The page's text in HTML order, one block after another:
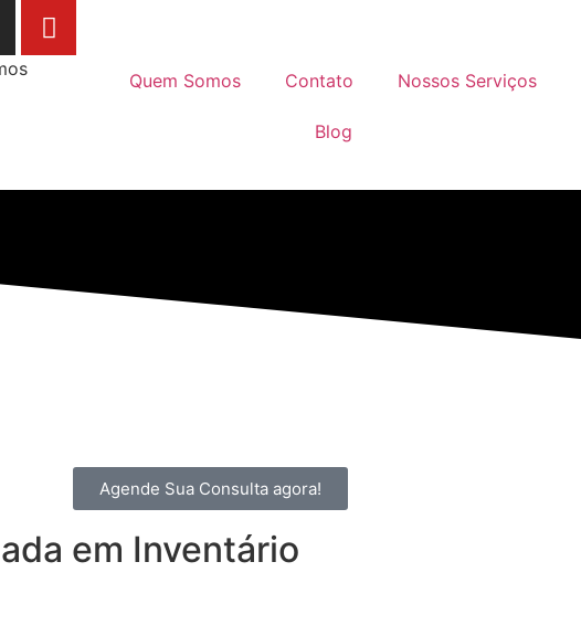
Quem Somos Contato Nossos Serviços
Blog
Agende Sua Consulta agora!
em Inventário